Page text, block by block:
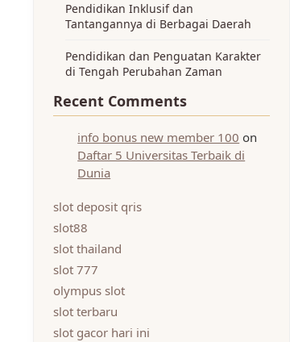
Pendidikan Inklusif dan
Tantangannya di Berbagai Daerah
Pendidikan dan Penguatan Karakter
di Tengah Perubahan Zaman
Recent Comments
info bonus new member 100 on
Daftar 5 Universitas Terbaik di
Dunia
slot deposit qris
slot88
slot thailand
slot 777
olympus slot
slot terbaru
slot gacor hari ini